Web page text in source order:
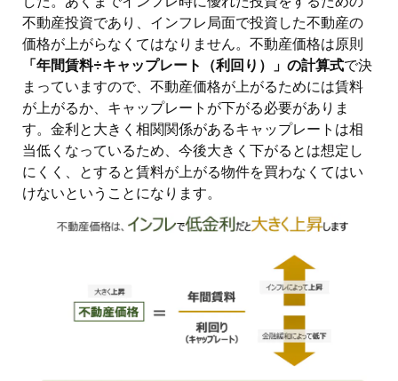
不動産投資であり、インフレ局面で投資した不動産の
価格が上がらなくてはなりません。不動産価格は原則
「年間賃料÷キャップレート（利回り）」の計算式で決
まっていますので、不動産価格が上がるためには賃料
が上がるか、キャップレートが下がる必要がありま
す。金利と大きく相関関係があるキャップレートは相
当低くなっているため、今後大きく下がるとは想定し
にくく、とすると賃料が上がる物件を買わなくてはい
けないということになります。